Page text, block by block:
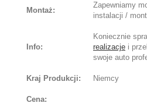
Montaż:
Zapewniamy
instalacji /
Info:
Koniecznie
realizacje i
swoje auto
Kraj Produkcji: Niemcy
Cena: